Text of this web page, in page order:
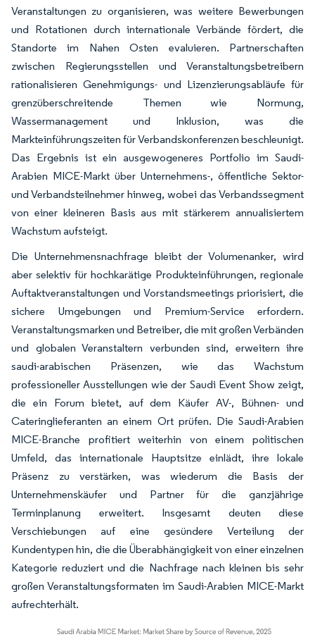
Veranstaltungen zu organisieren, was weitere Bewerbungen
und Rotationen durch internationale Verbände fördert, die
Standorte im Nahen Osten evaluieren. Partnerschaften
zwischen Regierungsstellen und Veranstaltungsbetreibern
rationalisieren Genehmigungs- und Lizenzierungsabläufe für
grenzüberschreitende Themen wie Normung,
Wassermanagement und Inklusion, was die
Markteinführungszeiten für Verbandskonferenzen beschleunigt.
Das Ergebnis ist ein ausgewogeneres Portfolio im Saudi-
Arabien MICE-Markt über Unternehmens-, öffentliche Sektor-
und Verbandsteilnehmer hinweg, wobei das Verbandssegment
von einer kleineren Basis aus mit stärkerem annualisiertem
Wachstum aufsteigt.
Die Unternehmensnachfrage bleibt der Volumenanker, wird
aber selektiv für hochkarätige Produkteinführungen, regionale
Auftaktveranstaltungen und Vorstandsmeetings priorisiert, die
sichere Umgebungen und Premium-Service erfordern.
Veranstaltungsmarken und Betreiber, die mit großen Verbänden
und globalen Veranstaltern verbunden sind, erweitern ihre
saudi-arabischen Präsenzen, wie das Wachstum
professioneller Ausstellungen wie der Saudi Event Show zeigt,
die ein Forum bietet, auf dem Käufer AV-, Bühnen- und
Cateringlieferanten an einem Ort prüfen. Die Saudi-Arabien
MICE-Branche profitiert weiterhin von einem politischen
Umfeld, das internationale Hauptsitze einlädt, ihre lokale
Präsenz zu verstärken, was wiederum die Basis der
Unternehmenskäufer und Partner für die ganzjährige
Terminplanung erweitert. Insgesamt deuten diese
Verschiebungen auf eine gesündere Verteilung der
Kundentypen hin, die die Überabhängigkeit von einer einzelnen
Kategorie reduziert und die Nachfrage nach kleinen bis sehr
großen Veranstaltungsformaten im Saudi-Arabien MICE-Markt
aufrechterhält.